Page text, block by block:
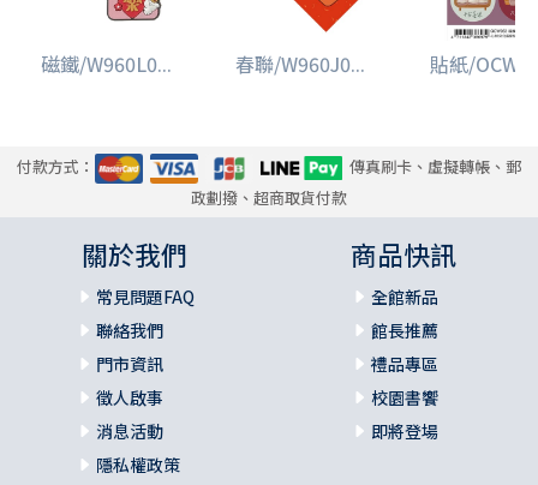
磁鐵/W960L0... 春聯/W960J0... 貼紙/
付款方式：
傳真刷卡、虛擬轉帳、郵
政劃撥、超商取貨付款
關於我們
常見問題FAQ
聯絡我們
門市資訊
徵人啟事
消息活動
隱私權政策
商品快訊
全館新品
館長推薦
禮品專區
校園書饗
即將登場